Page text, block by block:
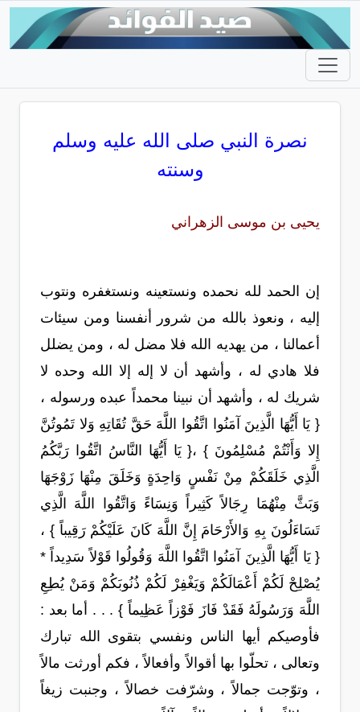
نصرة النبي صلى الله عليه وسلم
وسنته
يحيى بن موسى الزهراني
إن الحمد لله نحمده ونستعينه ونستغفره ونتوب
إليه ، ونعوذ بالله من شرور أنفسنا ومن سيئات
أعمالنا ، من يهديه الله فلا مضل له ، ومن يضلل
فلا هادي له ، وأشهد أن لا إله إلا الله وحده لا
شريك له ، وأشهد أن نبينا محمداً عبده ورسوله ،
{ يَا أَيُّهَا الَّذِينَ آمَنُوا اتَّقُوا اللَّهَ حَقَّ تُقَاتِهِ وَلا تَمُوتُنَّ
إِلا وَأَنْتُمْ مُسْلِمُونَ } ،{ يَا أَيُّهَا النَّاسُ اتَّقُوا رَبَّكُمُ
الَّذِي خَلَقَكُمْ مِنْ نَفْسٍ وَاحِدَةٍ وَخَلَقَ مِنْهَا زَوْجَهَا
وَبَثَّ مِنْهُمَا رِجَالاً كَثِيراً وَنِسَاءً وَاتَّقُوا اللَّهَ الَّذِي
تَسَاءَلُونَ بِهِ وَالأَرْحَامَ إِنَّ اللَّهَ كَانَ عَلَيْكُمْ رَقِيباً } ،
{ يَا أَيُّهَا الَّذِينَ آمَنُوا اتَّقُوا اللَّهَ وَقُولُوا قَوْلاً سَدِيداً *
يُصْلِحْ لَكُمْ أَعْمَالَكُمْ وَيَغْفِرْ لَكُمْ ذُنُوبَكُمْ وَمَنْ يُطِعِ
اللَّهَ وَرَسُولَهُ فَقَدْ فَازَ فَوْزاً عَظِيماً } . . . أما بعد :
فأوصيكم أيها الناس ونفسي بتقوى الله تبارك
وتعالى ، تحلّوا بها أقوالاً وأفعالاً ، فكم أورثت مالاً
، وتوّجت جمالاً ، وشرّفت خصالاً ، وجنبت زيغاً